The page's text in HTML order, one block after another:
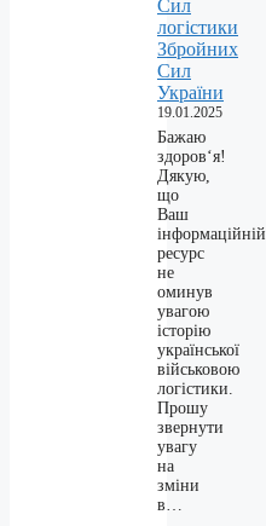
Сил
логістики
Збройних
Сил
України
19.01.2025
Бажаю
здоров‘я!
Дякую,
що
Ваш
інформаційній
ресурс
не
оминув
увагою
історію
української
військовою
логістики.
Прошу
звернути
увагу
на
зміни
в…